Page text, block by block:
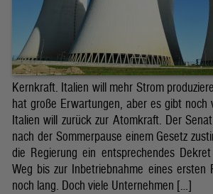
Kernkraft. Italien will mehr Strom
hat große Erwartungen, aber es gibt noch
Italien will zurück zur Atomkraft. Der
nach der Sommerpause einem Gesetz
die Regierung ein entsprechendes
Weg bis zur Inbetriebnahme eines ersten
noch lang. Doch viele Unternehmen […]